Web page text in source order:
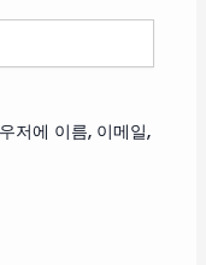
저에 이름, 이메일,